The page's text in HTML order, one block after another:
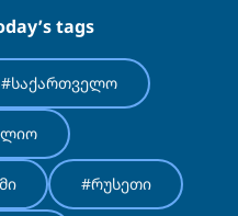
tags
#საქართველო
#რუსეთი